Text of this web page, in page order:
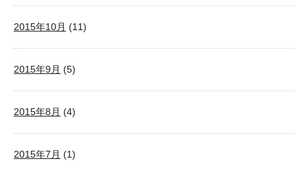
2015年10月 (11)
2015年9月 (5)
2015年8月 (4)
2015年7月 (1)